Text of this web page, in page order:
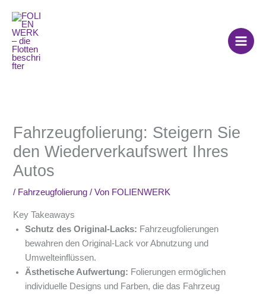
Inhalt
springen
Fahrzeugfolierung: Steigern Sie
den Wiederverkaufswert Ihres
Autos
/ Fahrzeugfolierung / Von FOLIENWERK
Key Takeaways
Schutz des Original-Lacks: Fahrzeugfolierungen
bewahren den Original-Lack vor Abnutzung und
Umwelteinflüssen.
Ästhetische Aufwertung: Folierungen ermöglichen
individuelle Designs und Farben, die das Fahrzeug